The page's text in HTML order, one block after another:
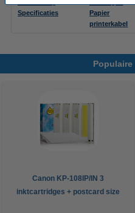
Specificaties
Papier
printerkabel
Canon KP-108IP/IN 3
inktcartridges + postcard size